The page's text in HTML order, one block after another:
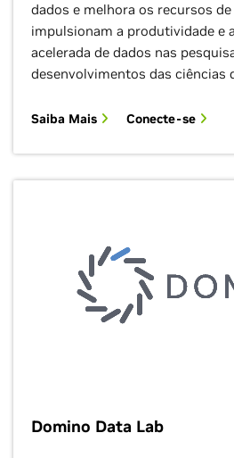
dados e melhora os recursos
impulsionam a produtividade e
acelerada de dados nas
desenvolvimentos das ciências
Saiba Mais Conecte-se
Domino Data Lab